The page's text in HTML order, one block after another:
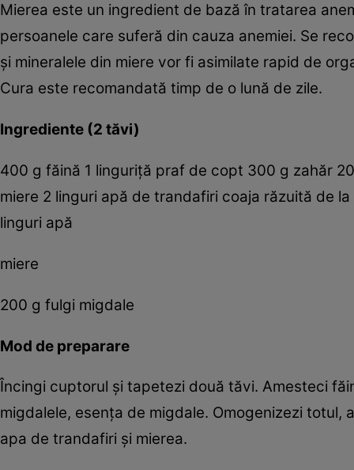
Mierea este un ingredient de bază în tratarea
persoanele care suferă din cauza anemiei. Se
şi mineralele din miere vor fi asimilate rapid de
Cura este recomandată timp de o lună de zile.
Ingrediente (2 tăvi)
400 g făină 1 linguriţă praf de copt 300 g zahăr
miere 2 linguri apă de trandafiri coaja răzuită de
linguri apă
miere
200 g fulgi migdale
Mod de preparare
Încingi cuptorul şi tapetezi două tăvi. Amesteci
migdalele, esenţa de migdale. Omogenizezi
apa de trandafiri şi mierea.